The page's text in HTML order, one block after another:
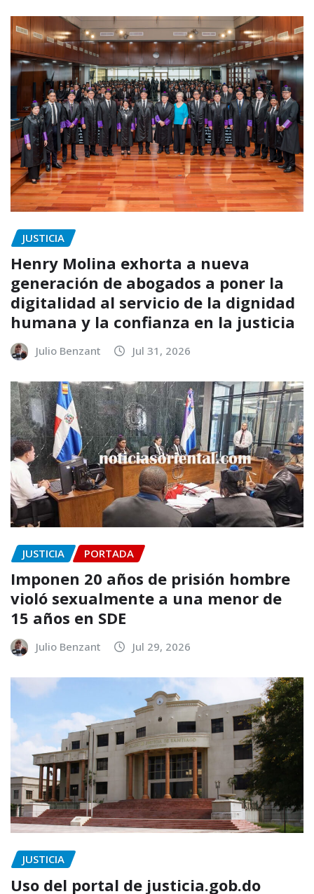
JUSTICIA
Henry Molina exhorta a nueva
generación de abogados a poner la
digitalidad al servicio de la dignidad
humana y la confianza en la justicia
Julio Benzant Jul 31, 2026
JUSTICIA PORTADA
Imponen 20 años de prisión hombre
violó sexualmente a una menor de
15 años en SDE
Julio Benzant Jul 29, 2026
JUSTICIA
Uso del portal de justicia.gob.do